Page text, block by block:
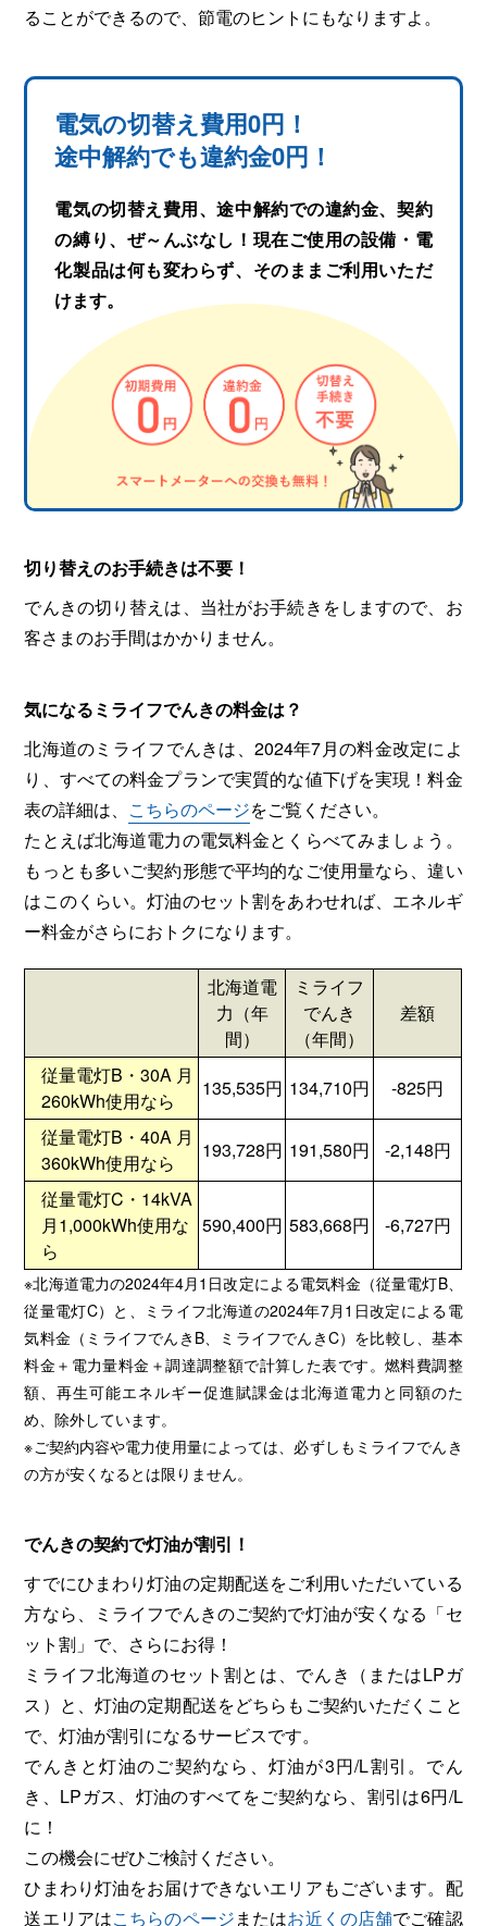
ることができるので、節電のヒントにもなりますよ。
電気の切替え費用0円！
途中解約でも違約金0円！
電気の切替え費用、途中解約での違約金、契約
の縛り、ぜ～んぶなし！現在ご使用の設備・電
化製品は何も変わらず、そのままご利用いただ
けます。
切り替えのお手続きは不要！
でんきの切り替えは、当社がお手続きをしますので、お
客さまのお手間はかかりません。
気になるミライフでんきの料金は？
北海道のミライフでんきは、2024年7月の料金改定によ
り、すべての料金プランで実質的な値下げを実現！料金
表の詳細は、 こちらのページをご覧ください。
たとえば北海道電力の電気料金とくらべてみましょう。
もっとも多いご契約形態で平均的なご使用量なら、違い
はこのくらい。灯油のセット割をあわせれば、エネルギ
ー料金がさらにおトクになります。
北海道電
力（年
間）
ミライフ
でんき
（年間）
差額
従量電灯B・30A 月
260kWh使用なら
135,535円 134,710円
-825円
従量電灯B・40A 月
360kWh使用なら
193,728円 191,580円
-2,148円
従量電灯C・14kVA
月1,000kWh使用な
ら
590,400円 583,668円 -6,727円
※北海道電力の2024年4月1日改定による電気料金（従量電灯B、
従量電灯C）と、ミライフ北海道の2024年7月1日改定による電
気料金（ミライフでんきB、ミライフでんきC）を比較し、基本
料金＋電力量料金＋調達調整額で計算した表です。燃料費調整
額、再生可能エネルギー促進賦課金は北海道電力と同額のた
め、除外しています。
※ご契約内容や電力使用量によっては、必ずしもミライフでんき
の方が安くなるとは限りません。
でんきの契約で灯油が割引！
すでにひまわり灯油の定期配送をご利用いただいている
方なら、ミライフでんきのご契約で灯油が安くなる「セ
ット割」で、さらにお得！
ミライフ北海道のセット割とは、でんき（またはLPガ
ス）と、灯油の定期配送をどちらもご契約いただくこと
で、灯油が割引になるサービスです。
でんきと灯油のご契約なら、灯油が3円/L割引。でん
き、LPガス、灯油のすべてをご契約なら、割引は6円/L
に！
この機会にぜひご検討ください。
ひまわり灯油をお届けできないエリアもございます。配
送エリアはこちらのページまたはお近くの店舗でご確認